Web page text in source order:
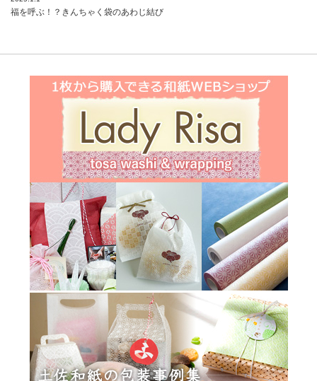
福を呼ぶ！？きんちゃく袋のあわじ結び